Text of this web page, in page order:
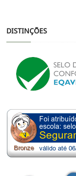
DISTINÇÕES